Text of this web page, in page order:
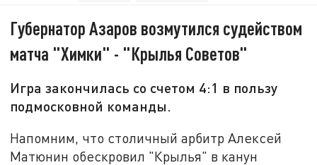
Губернатор Азаров возмутился судейством
матча "Химки" - "Крылья Советов"
Игра закончилась со счетом 4:1 в пользу
подмосковной команды.
Напомним, что столичный арбитр Алексей
Матюнин обескровил "Крылья" в канун